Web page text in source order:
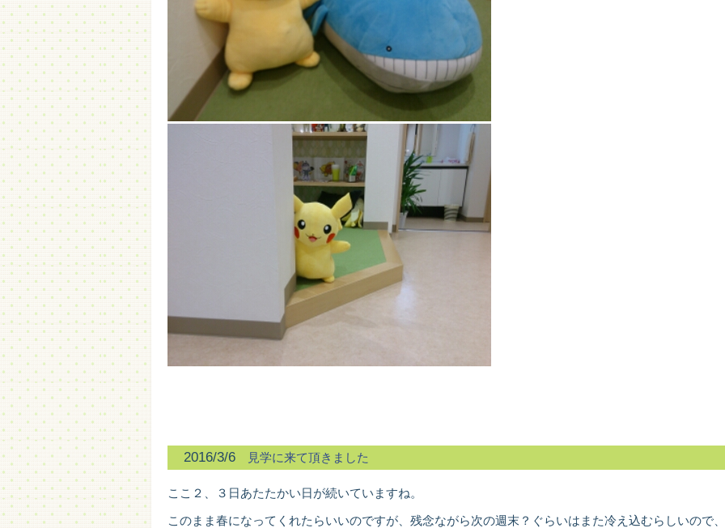
2016/3/6 見学に来て頂きました
ここ２、３日あたたかい日が続いていますね。
このまま春になってくれたらいいのですが、残念ながら次の週末？ぐらいはまた冷え込むらしいので、